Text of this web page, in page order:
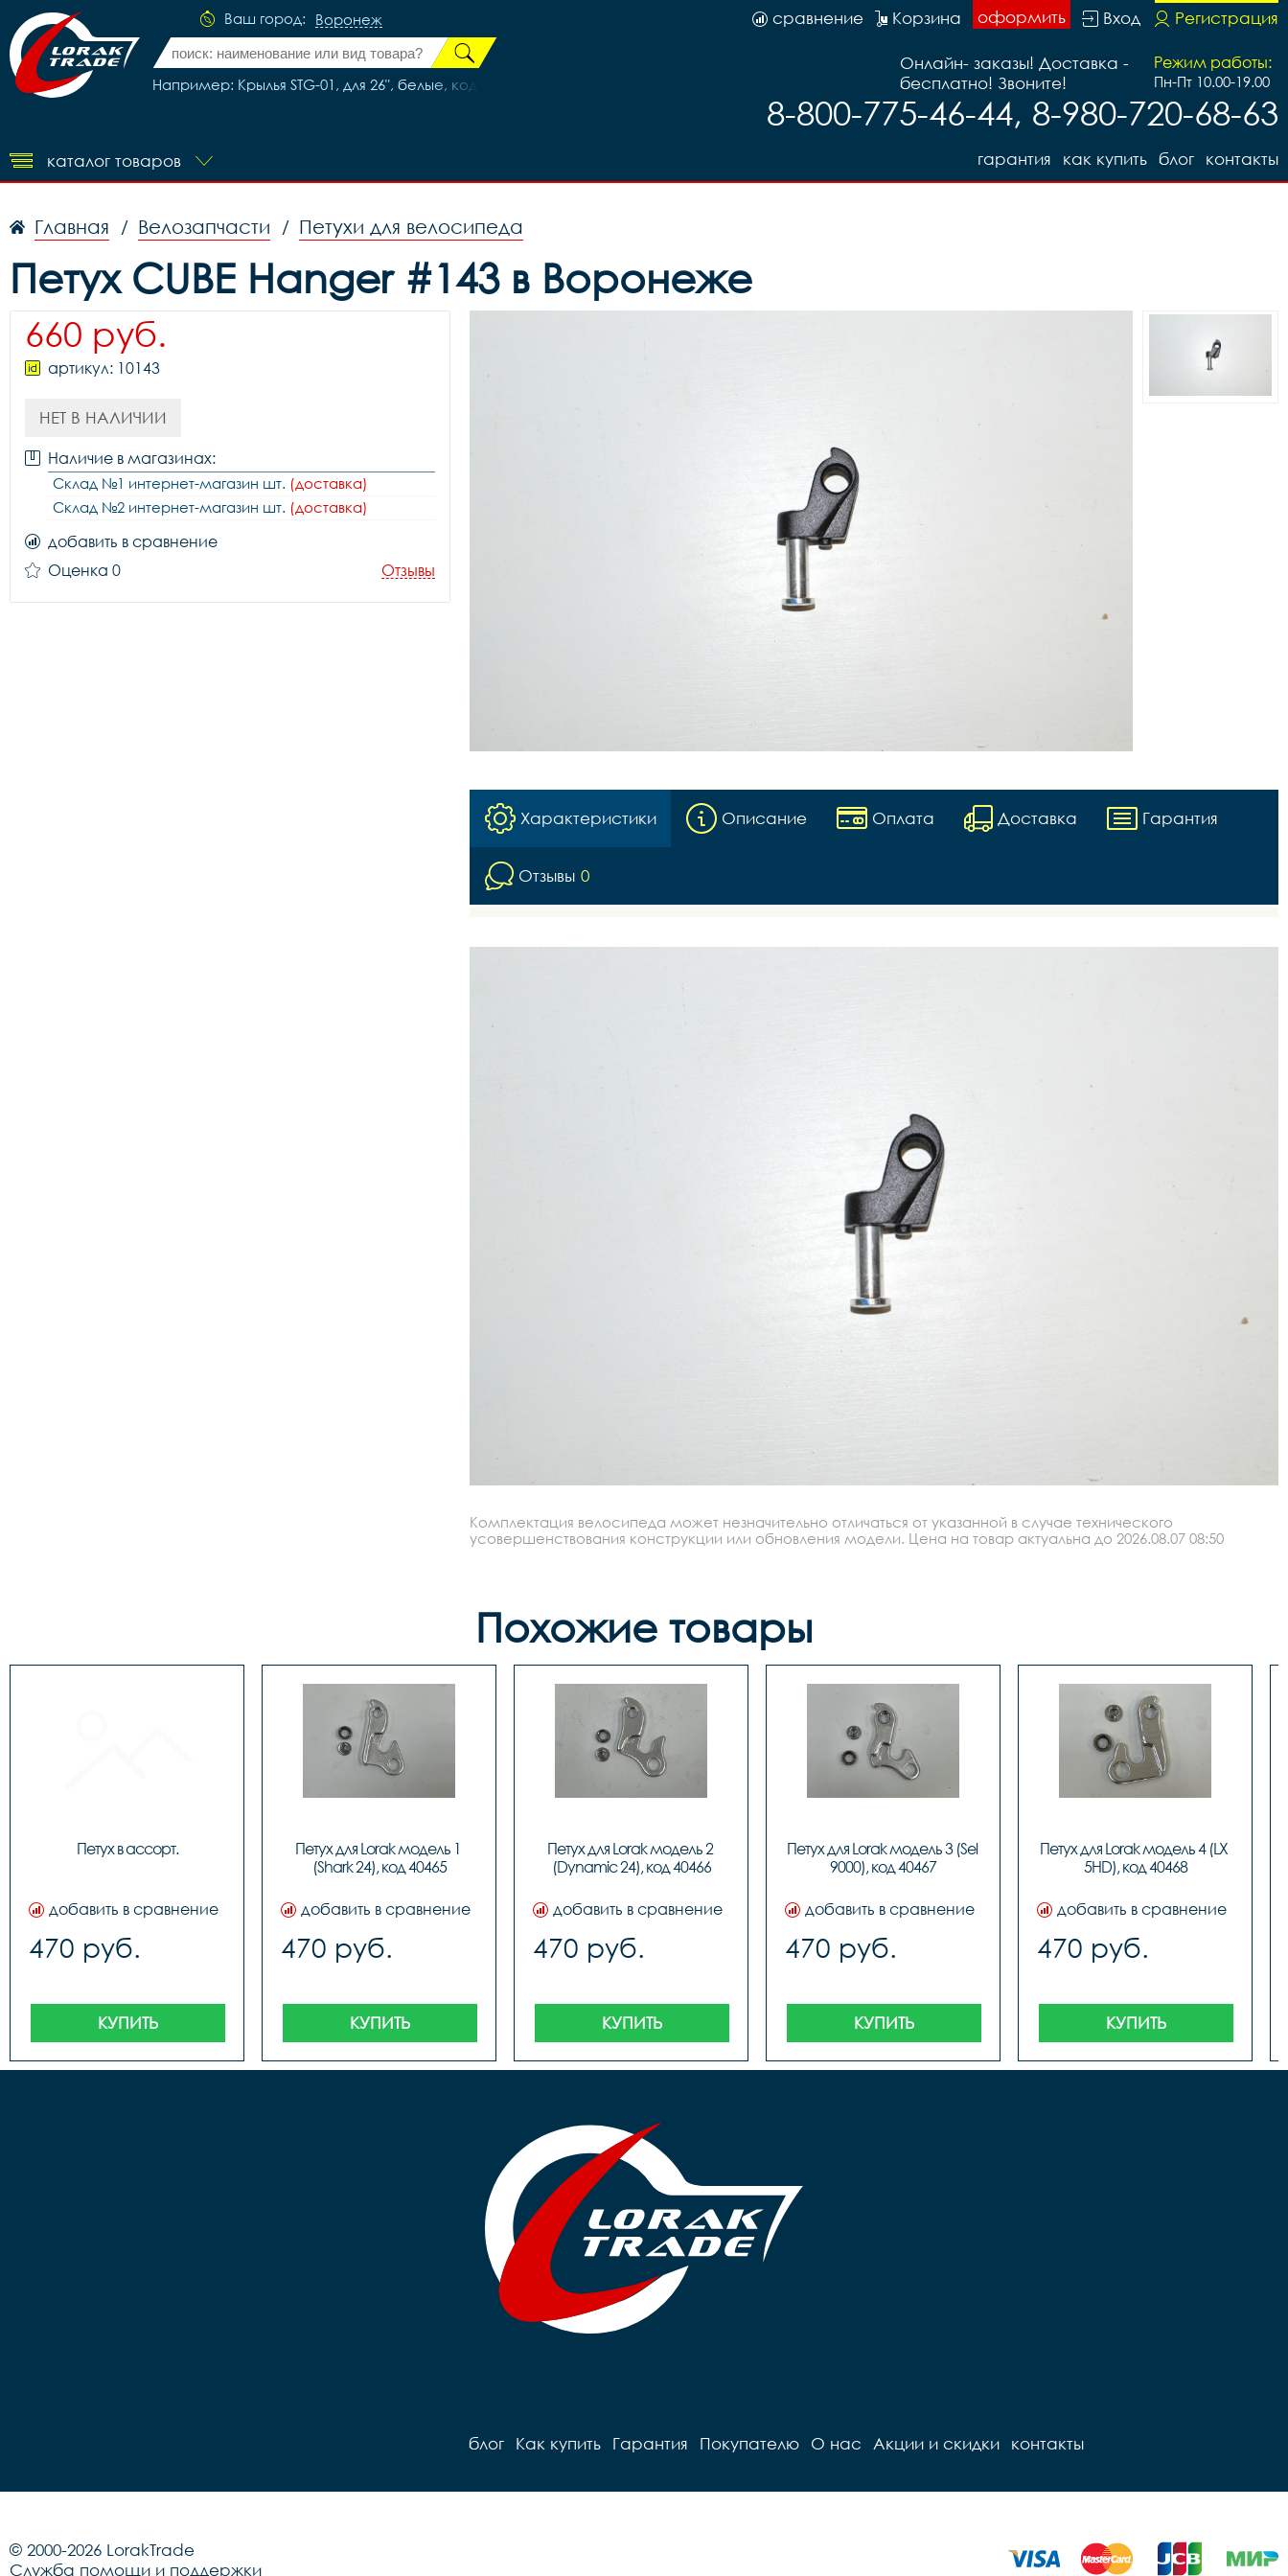
Ваш город: Воронеж
Например: Крылья STG-01, для 26", белые, код 87829
Регистрация
Вход
оформить
Корзина
сравнение
Режим работы:
Пн-Пт 10.00-19.00
Онлайн- заказы! Доставка -
бесплатно! Звоните!
8-800-775-46-44, 8-980-720-68-63
каталог товаров контакты
блог
как купить
гарантия
Главная / Велозапчасти / Петухи для велосипеда
Петух CUBE Hanger #143 в Воронеже
660 руб.
артикул: 10143
НЕТ В НАЛИЧИИ
Наличие в магазинах:
Склад №1 интернет-магазин шт. (доставка)
Склад №2 интернет-магазин шт. (доставка)
добавить в сравнение
Оценка 0
Отзывы
Характеристики Описание Оплата Доставка Гарантия
Отзывы 0
Комплектация велосипеда может незначительно отличаться от указанной в случае технического
усовершенствования конструкции или обновления модели. Цена на товар актуальна до 2026.08.07 08:50
Похожие товары
Петух в ассорт.
добавить в сравнение
470 руб.
КУПИТЬ
Петух для Lorak модель 1
(Shark 24), код 40465
добавить в сравнение
470 руб.
КУПИТЬ
Петух для Lorak модель 2
(Dynamic 24), код 40466
добавить в сравнение
470 руб.
КУПИТЬ
Петух для Lorak модель 3 (Sel
9000), код 40467
добавить в сравнение
470 руб.
КУПИТЬ
Петух для Lorak модель 4 (LX
5HD), код 40468
добавить в сравнение
470 руб.
КУПИТЬ
блог Как купить Гарантия Покупателю О нас Акции и скидки контакты
© 2000-2026 LorakTrade
Служба помощи и поддержки